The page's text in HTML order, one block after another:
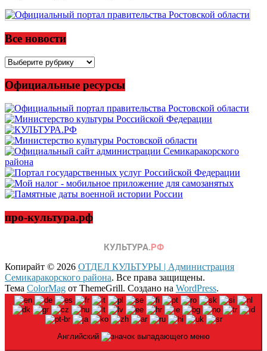
Все новости
Все
Официальные ресурсы
про-культура.рф
Копирайт © 2026 ОТДЕЛ КУЛЬТУРЫ | Администрация
Семикаракорского района. Все права защищены.
Тема ColorMag от ThemeGrill. Создано на WordPress.
Английский